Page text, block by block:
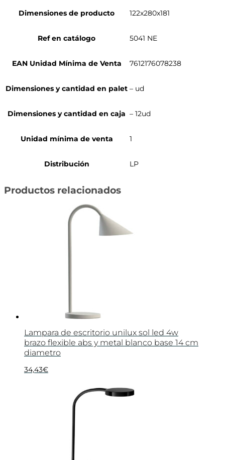
Dimensiones de producto 122x280x181
Ref en catálogo 5041 NE
EAN Unidad Mínima de Venta 7612176078238
Dimensiones y cantidad en palet – ud
Dimensiones y cantidad en caja – 12ud
Unidad mínima de venta 1
Distribución LP
Productos relacionados
Lampara de escritorio unilux sol led 4w
brazo flexible abs y metal blanco base 14 cm
diametro
34,43€